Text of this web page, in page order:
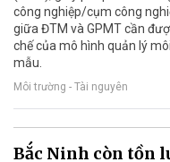
công nghiệp/cụm công
giữa ĐTM và GPMT cần
chế của mô hình quản lý
mẫu.
Môi trường - Tài nguyên
Bắc Ninh còn tồn